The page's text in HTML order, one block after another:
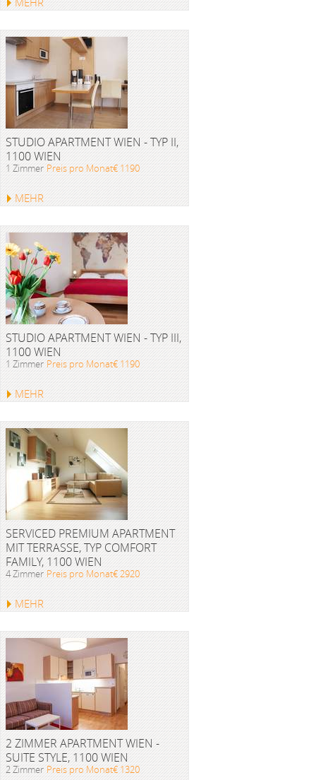
STUDIO APARTMENT WIEN - TYP II,
1100 WIEN
1 Zimmer Preis pro Monat€ 1190
MEHR
STUDIO APARTMENT WIEN - TYP III,
1100 WIEN
1 Zimmer Preis pro Monat€ 1190
MEHR
SERVICED PREMIUM APARTMENT
MIT TERRASSE, TYP COMFORT
FAMILY, 1100 WIEN
4 Zimmer Preis pro Monat€ 2920
MEHR
2 ZIMMER APARTMENT WIEN -
SUITE STYLE, 1100 WIEN
2 Zimmer Preis pro Monat€ 1320